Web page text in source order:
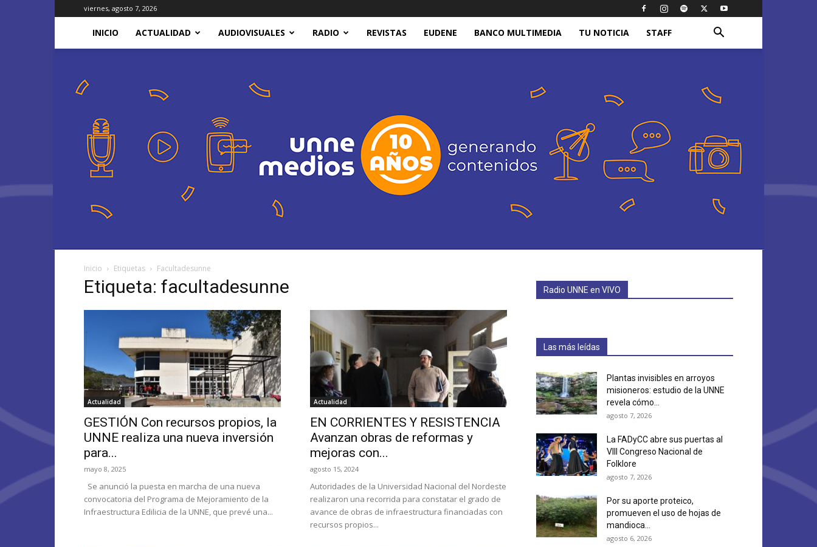
viernes, agosto 7, 2026
INICIO ACTUALIDAD AUDIOVISUALES RADIO REVISTAS EUDENE BANCO MULTIMEDIA TU NOTICIA STAFF
Unne
Inicio Etiquetas Facultadesunne
Etiqueta: facultadesunne
Actualidad
GESTIÓN Con recursos propios, la
UNNE realiza una nueva inversión
para...
mayo 8, 2025
Se anunció la puesta en marcha de una nueva
convocatoria del Programa de Mejoramiento de la
Infraestructura Edilicia de la UNNE, que prevé una...
Actualidad
EN CORRIENTES Y RESISTENCIA
Avanzan obras de reformas y
mejoras con...
agosto 15, 2024
Autoridades de la Universidad Nacional del Nordeste
realizaron una recorrida para constatar el grado de
avance de obras de infraestructura financiadas con
recursos propios...
Radio UNNE en VIVO
Las más leídas
Plantas invisibles en arroyos
misioneros: estudio de la UNNE
revela cómo...
agosto 7, 2026
La FADyCC abre sus puertas al
VIII Congreso Nacional de
Folklore
agosto 7, 2026
Por su aporte proteico,
promueven el uso de hojas de
mandioca...
agosto 6, 2026